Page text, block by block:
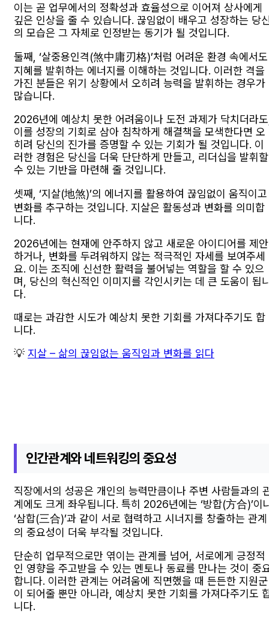
이는 곧 업무에서의 정확성과 효율성으로 이어져 상사에게
깊은 인상을 줄 수 있습니다. 끊임없이 배우고 성장하는 당
의 모습은 그 자체로 인정받는 동기가 될 것입니다.
둘째, ‘살중용인격(煞中庸刃格)’처럼 어려운 환경 속에서도
지혜를 발휘하는 에너지를 이해하는 것입니다. 이러한 격을
가진 분들은 위기 상황에서 오히려 능력을 발휘하는 경우가
많습니다.
2026년에 예상치 못한 어려움이나 도전 과제가 닥치더라
이를 성장의 기회로 삼아 침착하게 해결책을 모색한다면 오
히려 당신의 진가를 증명할 수 있는 기회가 될 것입니다. 이
러한 경험은 당신을 더욱 단단하게 만들고, 리더십을 발휘할
수 있는 기반을 마련해 줄 것입니다.
셋째, ‘지살(地煞)’의 에너지를 활용하여 끊임없이 움직이고
변화를 추구하는 것입니다. 지살은 활동성과 변화를 의미합
니다.
2026년에는 현재에 안주하지 않고 새로운 아이디어를 제안
하거나, 변화를 두려워하지 않는 적극적인 자세를 보여주세
요. 이는 조직에 신선한 활력을 불어넣는 역할을 할 수 있으
며, 당신의 혁신적인 이미지를 각인시키는 데 큰 도움이 됩
다.
때로는 과감한 시도가 예상치 못한 기회를 가져다주기도 합
니다.
💡 지살 – 삶의 끊임없는 움직임과 변화를 읽다
인간관계와 네트워킹의 중요성
직장에서의 성공은 개인의 능력만큼이나 주변 사람들과의
계에도 크게 좌우됩니다. 특히 2026년에는 ‘방합(方合)’이
‘삼합(三合)’과 같이 서로 협력하고 시너지를 창출하는 관계
의 중요성이 더욱 부각될 것입니다.
단순히 업무적으로만 엮이는 관계를 넘어, 서로에게 긍정적
인 영향을 주고받을 수 있는 멘토나 동료를 만나는 것이 중
합니다. 이러한 관계는 어려움에 직면했을 때 든든한 지원군
이 되어줄 뿐만 아니라, 예상치 못한 기회를 가져다주기도
니다.